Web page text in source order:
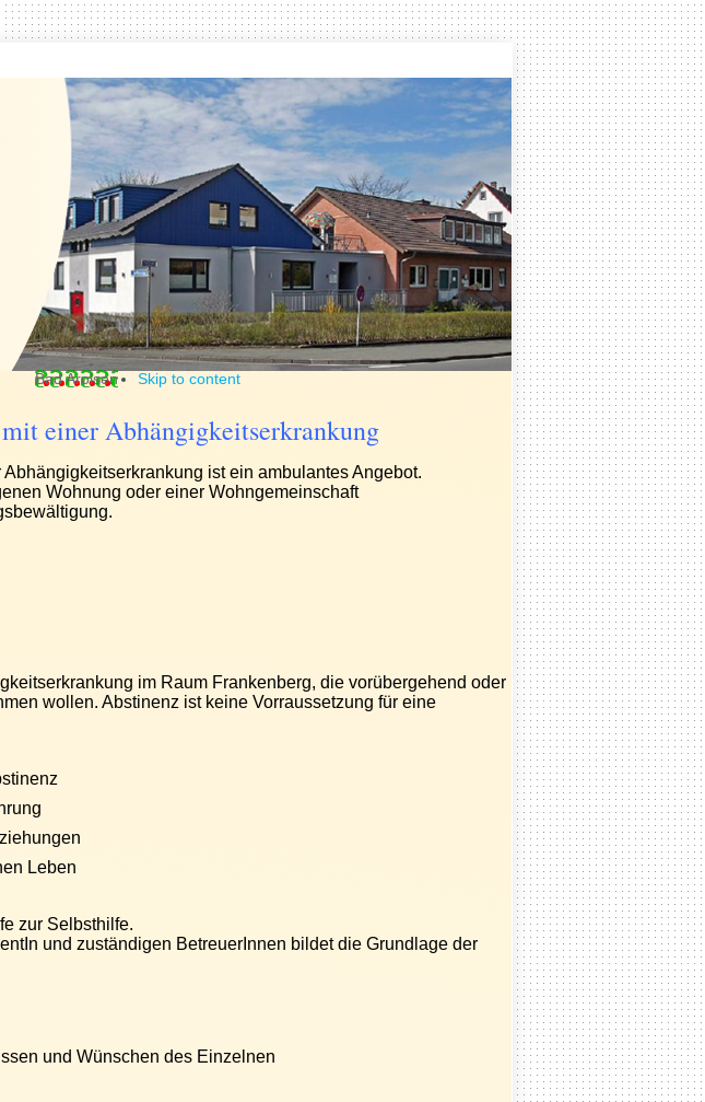
Bad Arolsen Skip to content
einer Abhängigkeitserkrankung
ist ein ambulantes Angebot.
Wohnung oder einer Wohngemeinschaft
im Raum Frankenberg, die vorübergehend oder
wollen. Abstinenz ist keine Vorraussetzung für eine
Leben
zur Selbsthilfe.
und zuständigen BetreuerInnen bildet die Grundlage der
und Wünschen des Einzelnen